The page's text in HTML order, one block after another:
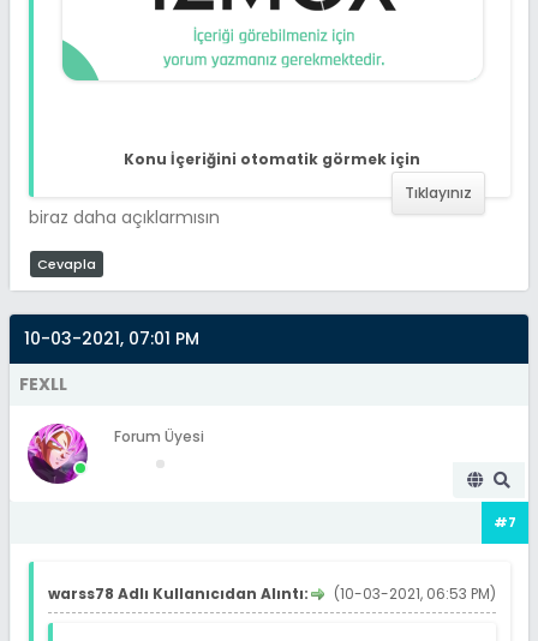
Konu İçeriğini otomatik görmek için
Tıklayınız
biraz daha açıklarmısın
Cevapla
10-03-2021, 07:01 PM
FEXLL
Forum Üyesi
#7
(10-03-2021, 06:53 PM)
warss78 Adlı Kullanıcıdan Alıntı: